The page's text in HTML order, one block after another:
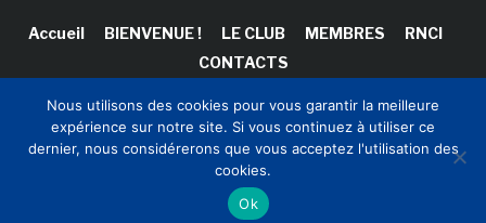
Accueil BIENVENUE ! LE CLUB MEMBRES
RNCI
CONTACTS
Copyright © 2026 Club Innovation & Culture CLIC France /
Sinapses Conseils
Nous utilisons des cookies pour vous garantir la meilleure
expérience sur notre site. Si vous continuez à utiliser ce
dernier, nous considérerons que vous acceptez l'utilisation des
cookies.
Ok